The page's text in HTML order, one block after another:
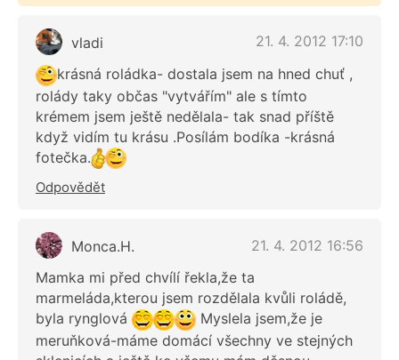
vladi
21. 4. 2012 17:10
krásná roládka- dostala jsem na hned chuť ,
rolády taky občas "vytvářím" ale s tímto
krémem jsem ještě nedělala- tak snad příště
když vidím tu krásu .Posílám bodíka -krásná
fotečka.
Odpovědět
Monca.H.
21. 4. 2012 16:56
Mamka mi před chvílí řekla,že ta
marmeláda,kterou jsem rozdělala kvůli roládě,
byla rynglová
Myslela jsem,že je
meruňková-máme domácí všechny ve stejných